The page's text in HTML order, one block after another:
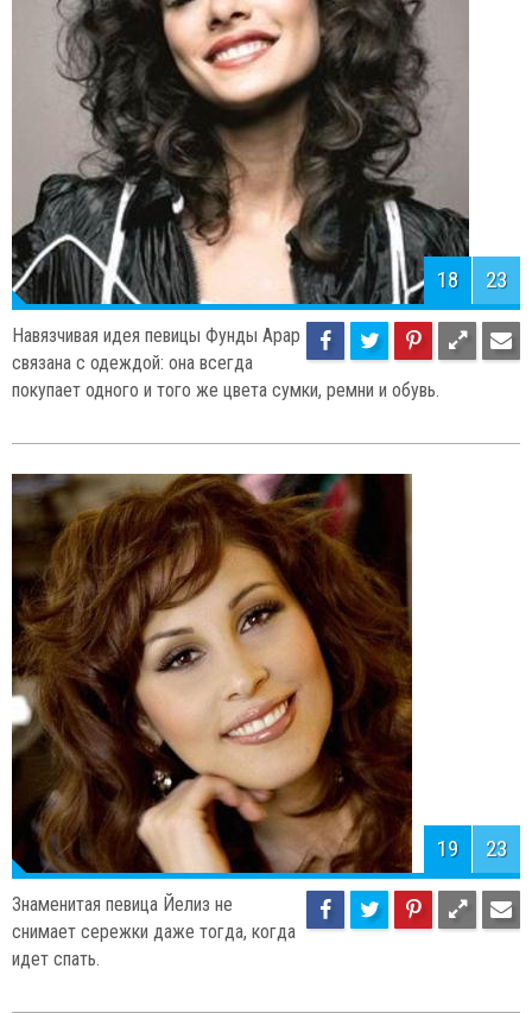
18 23
Навязчивая идея певицы Фунды Арар
связана с одеждой: она всегда
покупает одного и того же цвета сумки, ремни и обувь.
19 23
Знаменитая певица Йелиз не
снимает сережки даже тогда, когда
идет спать.